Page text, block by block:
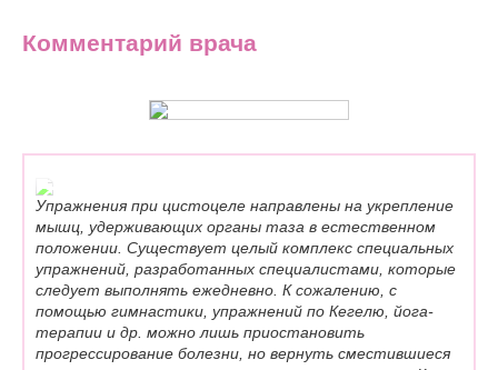
Комментарий врача
Упражнения при цистоцеле направлены на укрепление
мышц, удерживающих органы таза в естественном
положении. Существует целый комплекс специальных
упражнений, разработанных специалистами, которые
следует выполнять ежедневно. К сожалению, с
помощью гимнастики, упражнений по Кегелю, йога-
терапии и др. можно лишь приостановить
прогрессирование болезни, но вернуть сместившиеся